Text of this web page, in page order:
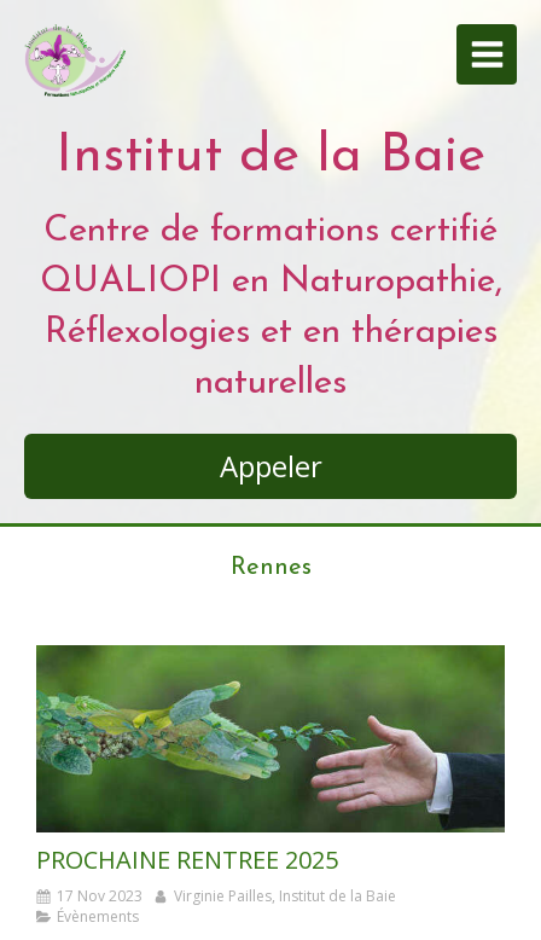
Institut de la Baie
Centre de formations certifié
QUALIOPI en Naturopathie,
Réflexologies et en thérapies
naturelles
Appeler
Rennes
PROCHAINE RENTREE 2025
17 Nov 2023
Virginie Pailles, Institut de la Baie
Évènements